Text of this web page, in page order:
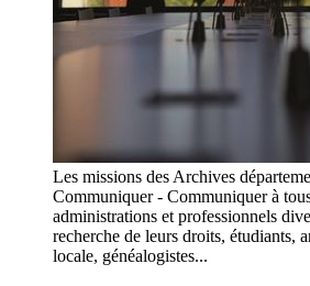
Les missions des Archives
Communiquer - Communiquer à
administrations et professionnels
recherche de leurs droits, étudiants,
locale, généalogistes...